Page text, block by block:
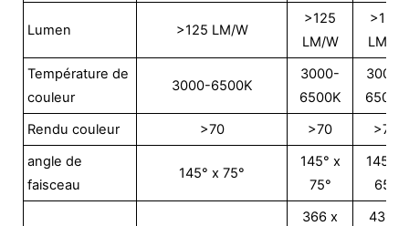
Lumen >125 LM/W
>125
LM/W
>125
LM/W
Température de
couleur
3000-6500K
3000-
6500K
3000-
6500K
Rendu couleur
>70 >70
>70
angle de
faisceau
145° x 75°
145° x
75°
145° x
65°
366 x
431 x